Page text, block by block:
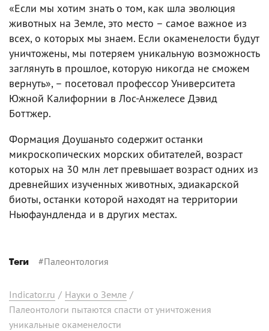
«Если мы хотим знать о том, как шла эволюция
животных на Земле, это место – самое важное из
всех, о которых мы знаем. Если окаменелости будут
уничтожены, мы потеряем уникальную возможность
заглянуть в прошлое, которую никогда не сможем
вернуть», – посетовал профессор Университета
Южной Калифорнии в Лос-Анжелесе Дэвид
Боттжер.
Формация Доушаньто содержит останки
микроскопических морских обитателей, возраст
которых на 30 млн лет превышает возраст одних из
древнейших изученных животных, эдиакарской
биоты, останки которой находят на территории
Ньюфаундленда и в других местах.
Теги #Палеонтология
Indicator.ru / Науки о Земле /
Палеонтологи пытаются спасти от уничтожения
уникальные окаменелости